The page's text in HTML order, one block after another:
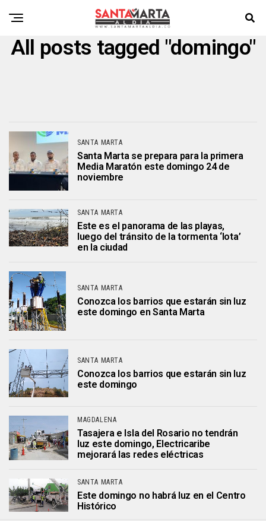
All posts tagged "domingo"
SANTA MARTA
Santa Marta se prepara para la primera
Media Maratón este domingo 24 de
noviembre
SANTA MARTA
Este es el panorama de las playas,
luego del tránsito de la tormenta ‘lota’
en la ciudad
SANTA MARTA
Conozca los barrios que estarán sin luz
este domingo en Santa Marta
SANTA MARTA
Conozca los barrios que estarán sin luz
este domingo
MAGDALENA
Tasajera e Isla del Rosario no tendrán
luz este domingo, Electricaribe
mejorará las redes eléctricas
SANTA MARTA
Este domingo no habrá luz en el Centro
Histórico